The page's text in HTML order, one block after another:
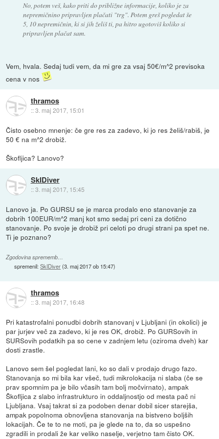
No, potem veš, kako priti do približne informacije, koliko je za
nepremičnino pripravljen plačati "trg". Potem greš pogledat še
5, 10 nepremičnin, ki si jih želiš ti, pa hitro ugotoviš koliko si
pripravljen plačat sam.
Vem, hvala. Sedaj tudi vem, da mi gre za vsaj 50€/m^2 previsoka
cena v nos
thramos
::3. maj 2017, 15:01
Čisto osebno mnenje: če gre res za zadevo, ki jo res želiš/rabiš, je
50 € na m^2 drobiž.
Škofljica? Lanovo?
SkIDiver
::3. maj 2017, 15:45
Lanovo ja. Po GURSU se je marca prodalo eno stanovanje za
dobrih 100EUR/m^2 manj kot smo sedaj pri ceni za dotično
stanovanje. Po svoje je drobiž pri celoti po drugi strani pa spet ne.
Ti je poznano?
Zgodovina sprememb…
spremenil:SkIDiver(3. maj 2017 ob 15:47)
thramos
::3. maj 2017, 16:48
Pri katastrofalni ponudbi dobrih stanovanj v Ljubljani (in okolici) je
par jurjev več za zadevo, ki je res OK, drobiž. Po GURSovih in
SURSovih podatkih pa so cene v zadnjem letu (oziroma dveh) kar
dosti zrastle.
Lanovo sem šel pogledat lani, ko so dali v prodajo drugo fazo.
Stanovanja so mi bila kar všeč, tudi mikrolokacija ni slaba (če se
prav spomnim pa je bilo včasih tam bolj močvirnato), ampak
Škofljica z slabo infrastrukturo in oddaljnostjo od mesta pač ni
Ljubljana. Vsaj takrat si za podoben denar dobil sicer starejša,
ampak popolnoma obnovljena stanovanja na bistveno boljših
lokacijah. Če te to ne moti, pa je glede na to, da so uspešno
zgradili in prodali že kar veliko naselje, verjetno tam čisto OK.